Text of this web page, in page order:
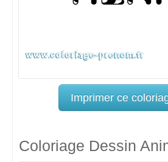
Imprimer ce
Coloriage Dessin